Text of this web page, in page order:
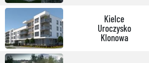
Kielce
Uroczysko
Klonowa